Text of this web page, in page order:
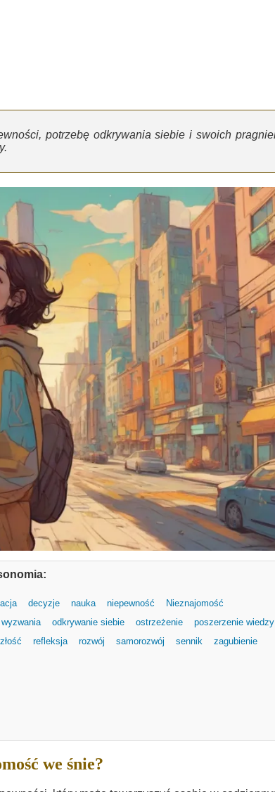
potrzebę odkrywania siebie i swoich
decyzje nauka niepewność
Nieznajomość
odkrywanie siebie ostrzeżenie
poszerzenie wiedzy
refleksja rozwój samorozwój sennik zagubienie
we śnie?